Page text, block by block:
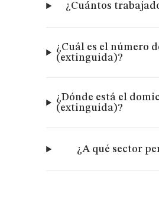
¿Cuántos
¿Cuál es el número
(extinguida)?
¿Dónde está el
(extinguida)?
¿A qué sector